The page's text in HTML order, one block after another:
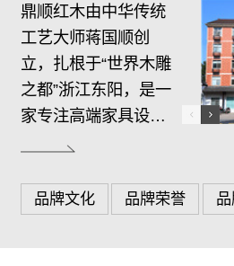
鼎顺红木由中华传统
工艺大师蒋国顺创
立，扎根于“世界木雕
之都”浙江东阳，是一
家专注高端家具设
计、生产、销售、服
商。…
品牌文化 品牌荣誉